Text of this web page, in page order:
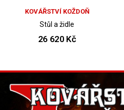
KOVÁŘSTVÍ KOŽDOŇ
Stůl a židle
26 620 Kč